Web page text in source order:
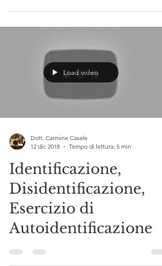
Dott. Carmine Casale
12 dic 2018
Tempo di lettura: 5 min
Identificazione,
Disidentificazione,
Esercizio di
Autoidentificazione